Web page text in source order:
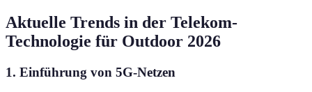
Aktuelle Trends in der Telekom-
Technologie für Outdoor 2026
1. Einführung von 5G-Netzen